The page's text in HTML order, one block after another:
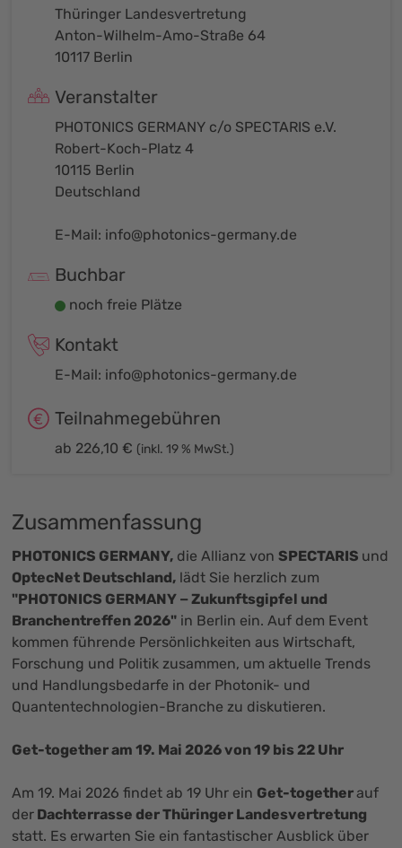
Thüringer Landesvertretung
Anton-Wilhelm-Amo-Straße 64
10117 Berlin
Veranstalter
PHOTONICS GERMANY c/o SPECTARIS e.V.
Robert-Koch-Platz 4
10115 Berlin
Deutschland
E-Mail: info@photonics-germany.de
Buchbar
noch freie Plätze
Kontakt
E-Mail: info@photonics-germany.de
Teilnahmegebühren
ab 226,10 € (inkl. 19 % MwSt.)
Zusammenfassung
PHOTONICS GERMANY, die Allianz vonSPECTARIS und
OptecNet Deutschland, lädt Sie herzlich zum
"PHOTONICS GERMANY − Zukunftsgipfel und
Branchentreffen 2026" in Berlin ein. Auf dem Event
kommen führende Persönlichkeiten aus Wirtschaft,
Forschung und Politik zusammen, um aktuelle Trends
und Handlungsbedarfe in der Photonik- und
Quantentechnologien-Branche zu diskutieren.
Get-together am 19. Mai 2026 von 19 bis 22 Uhr
Am 19. Mai 2026 findet ab 19 Uhr ein Get-togetherauf
der Dachterrasse der Thüringer Landesvertretung
statt. Es erwarten Sie ein fantastischer Ausblick über